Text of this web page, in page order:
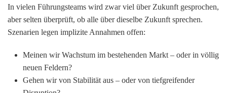
In vielen Führungsteams wird zwar viel über Zukunft gesprochen,
aber selten überprüft, ob alle über dieselbe Zukunft sprechen.
Szenarien legen implizite Annahmen offen:
Meinen wir Wachstum im bestehenden Markt – oder in völlig
neuen Feldern?
Gehen wir von Stabilität aus – oder von tiefgreifender